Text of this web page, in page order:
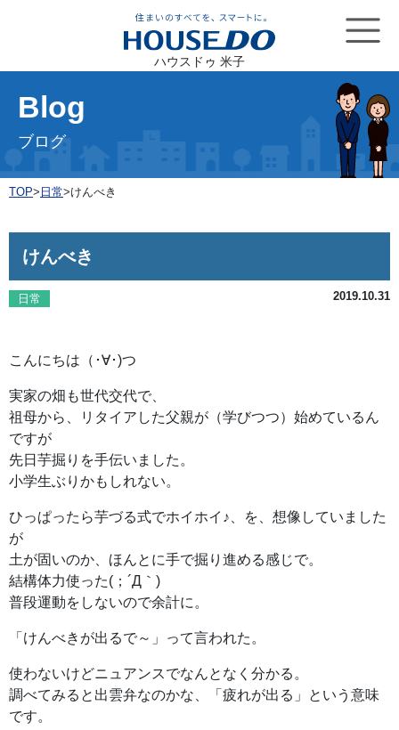
ハウスドゥ 米子
Blog
ブログ
TOP> 日常>けんべき
けんべき
日常 2019.10.31
こんにちは（･∀･)つ
実家の畑も世代交代で、
祖母から、リタイアした父親が（学びつつ）始めているん
ですが
先日芋掘りを手伝いました。
小学生ぶりかもしれない。
ひっぱったら芋づる式でホイホイ♪、を、想像していました
が
土が固いのか、ほんとに手で掘り進める感じで。
結構体力使った(；´Д｀)
普段運動をしないので余計に。
「けんべきが出るで～」って言われた。
使わないけどニュアンスでなんとなく分かる。
調べてみると出雲弁なのかな、「疲れが出る」という意味
です。